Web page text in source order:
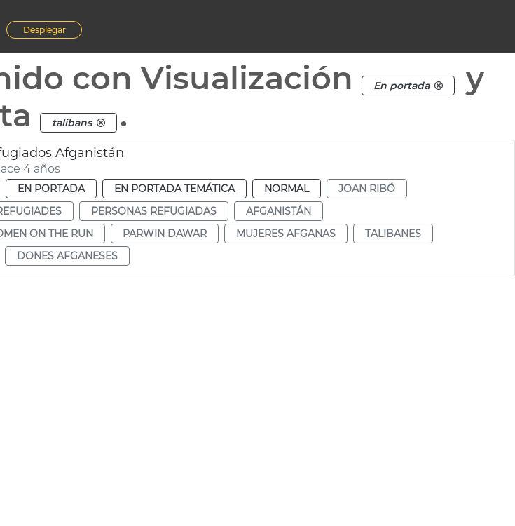
Desplegar
con Visualización En portada
y
talibans .
Afganistán
4 años
EN PORTADA EN PORTADA TEMÁTICA NORMAL
JOAN RIBÓ
PERSONAS REFUGIADAS
AFGANISTÁN
ON THE RUN
PARWIN DAWAR MUJERES AFGANAS
TALIBANES
DONES AFGANESES